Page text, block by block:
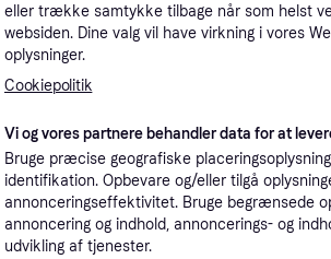
eller trække samtykke tilbage når som helst
websiden. Dine valg vil have virkning i vores
oplysninger.
Cookiepolitik
Vi og vores partnere behandler data for at
Bruge præcise geografiske
identifikation. Opbevare og/eller tilgå
annonceringseffektivitet. Bruge begrænsede
annoncering og indhold, annoncerings- og
udvikling af tjenester.